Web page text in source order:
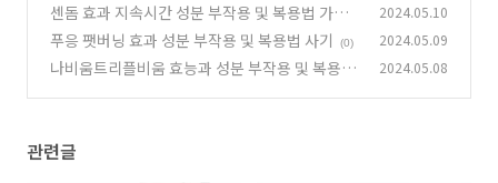
센돔 효과 지속시간 성분 부작용 및 복용법 가격
(0)
2024.05.10
푸응 팻버닝 효과 성분 부작용 및 복용법 사기 (0) 2024.05.09
나비움트리플비움 효능과 성분 부작용 및 복용법
2024.05.08
관련글